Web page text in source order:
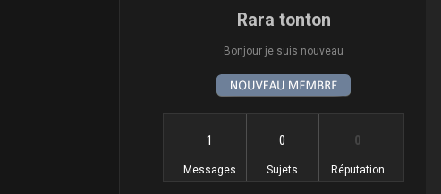
Rara tonton
Bonjour je suis nouveau
1
Messages
0
Sujets
0
Réputation